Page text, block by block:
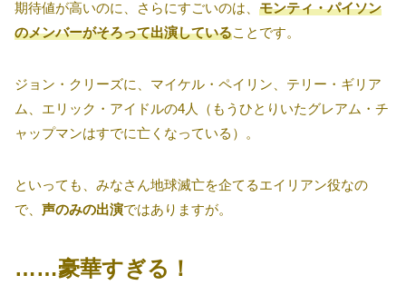
期待値が高いのに、さらにすごいのは、 モンティ・パイソン
のメンバーがそろって出演していることです。
ジョン・クリーズに、マイケル・ペイリン、テリー・ギリア
ム、エリック・アイドルの4人（もうひとりいたグレアム・チ
ャップマンはすでに亡くなっている）。
といっても、みなさん地球滅亡を企てるエイリアン役なの
で、 声のみの出演ではありますが。
……豪華すぎる！